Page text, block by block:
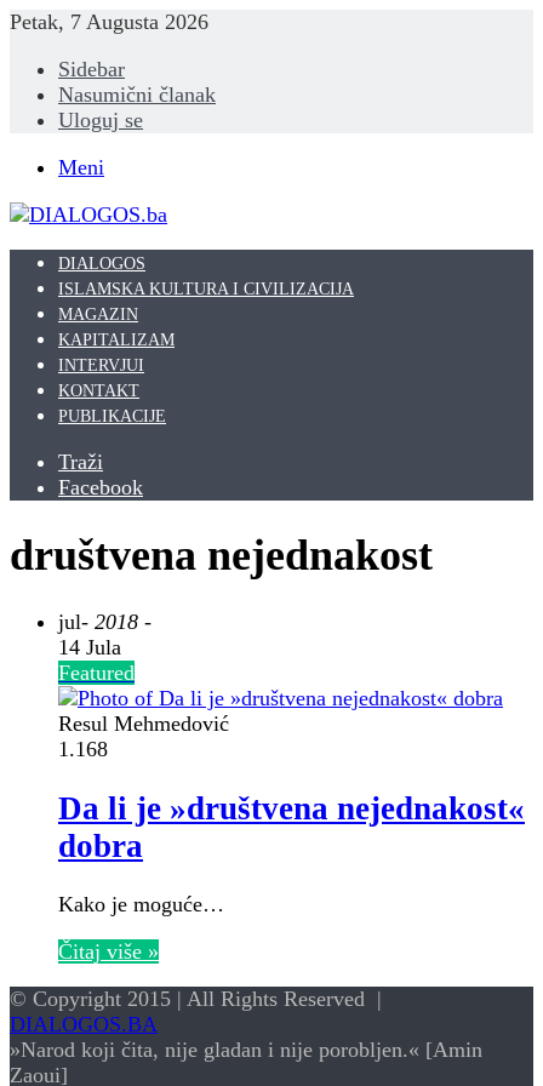
Petak, 7 Augusta 2026
Sidebar
Nasumični članak
Uloguj se
Meni
DIALOGOS
ISLAMSKA KULTURA I CIVILIZACIJA
MAGAZIN
KAPITALIZAM
INTERVJUI
KONTAKT
PUBLIKACIJE
Traži
Facebook
društvena nejednakost
jul- 2018 -
14 Jula
Featured
Resul Mehmedović
1.168
Da li je »društvena nejednakost«
dobra
Kako je moguće…
Čitaj više »
© Copyright 2015 | All Rights Reserved |
DIALOGOS.BA
»Narod koji čita, nije gladan i nije porobljen.« [Amin
Zaoui]